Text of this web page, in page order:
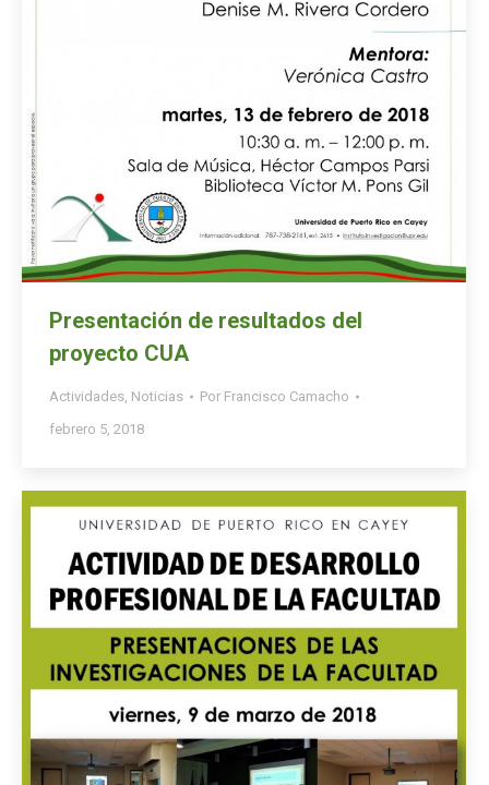
Presentación de resultados del
proyecto CUA
Actividades, Noticias Por Francisco Camacho
febrero 5, 2018